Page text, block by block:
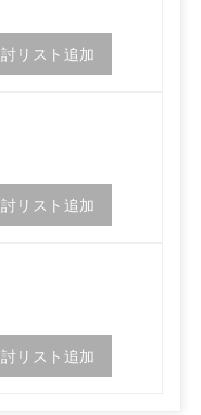
リスト追加
リスト追加
リスト追加